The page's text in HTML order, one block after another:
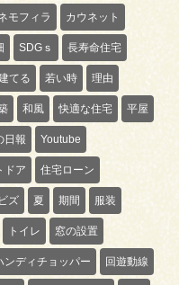
モフィラ カウネット
SDGｓ 長寿命住宅
てる 若い時 理由
和風 快適な住宅 平屋
日報 Youtube
ドア 住宅ローン
ズ 夏 期間 服装
トイレ 窓の設置
ンディチョッパー 回遊動線